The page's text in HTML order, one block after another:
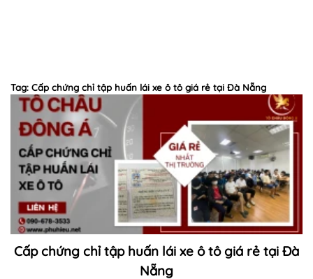
Tag: Cấp chứng chỉ tập huấn lái xe ô tô giá rẻ tại Đà Nẵng
Cấp chứng chỉ tập huấn lái xe ô tô giá rẻ tại Đà
Nẵng